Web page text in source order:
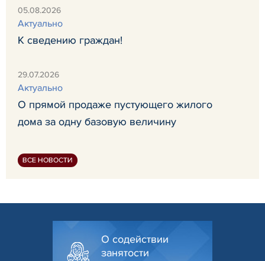
05.08.2026
Актуально
К сведению граждан!
29.07.2026
Актуально
О прямой продаже пустующего жилого
дома за одну базовую величину
ВСЕ НОВОСТИ
О содействии
занятости